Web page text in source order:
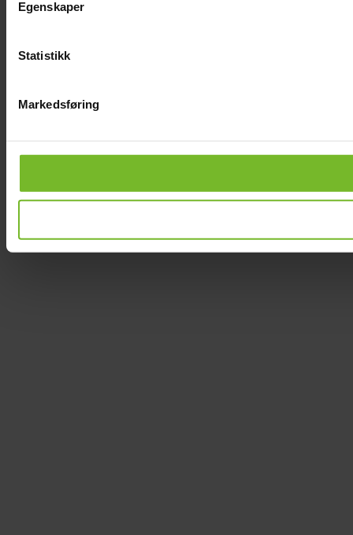
Egenskaper
Statistikk
Markedsføring